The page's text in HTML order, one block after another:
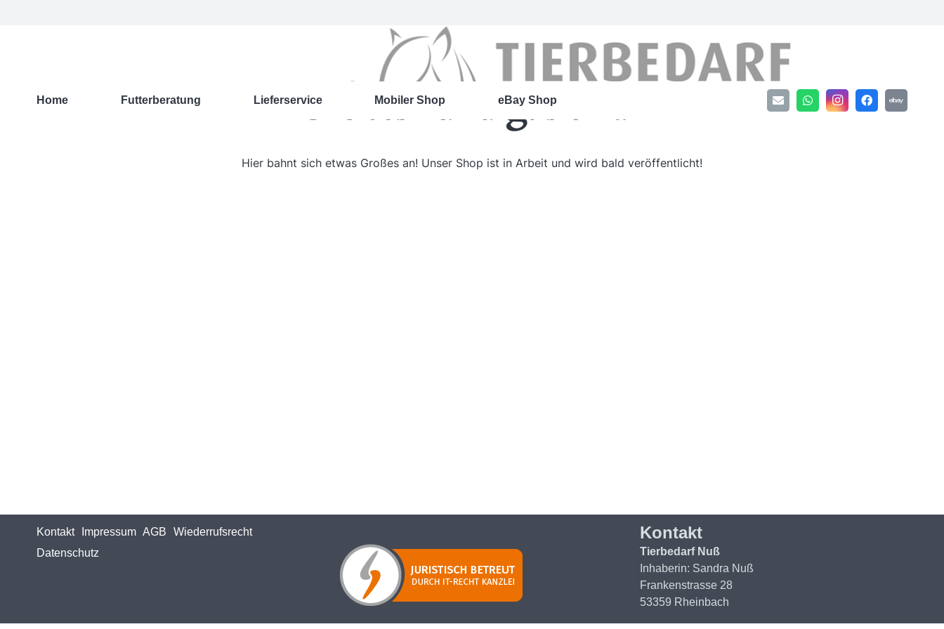
Home Futterberatung Lieferservice Mobiler Shop eBay Shop
Großes kündigt sich an
Hier bahnt sich etwas Großes an! Unser Shop ist in Arbeit und wird bald veröffentlicht!
Kontakt Impressum AGB
Wiederrufsrecht
Datenschutz
Kontakt
Tierbedarf Nuß
Inhaberin: Sandra Nuß
Frankenstrasse 28
53359 Rheinbach